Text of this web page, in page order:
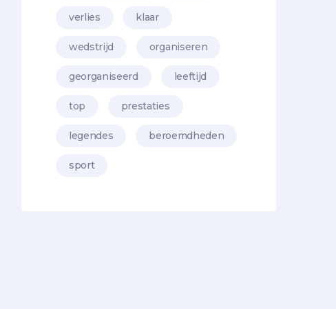
verlies klaar
wedstrijd organiseren
georganiseerd leeftijd
top prestaties
legendes beroemdheden
sport